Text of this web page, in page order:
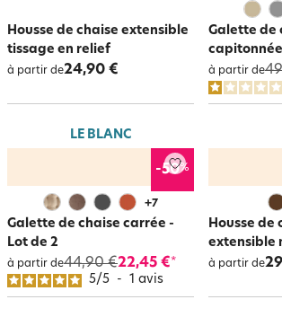
Housse de chaise extensible
tissage en relief
à partir de24,90 €
Galette de
à partir de
LE BLANC
-50%
+7
Galette de chaise carrée -
Lot de 2
à partir de44,90 €22,45 €*
5/5 - 1 avis
Housse de
extensible
à partir de